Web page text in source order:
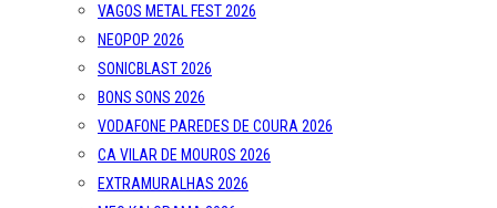
VAGOS METAL FEST 2026
NEOPOP 2026
SONICBLAST 2026
BONS SONS 2026
VODAFONE PAREDES DE COURA 2026
CA VILAR DE MOUROS 2026
EXTRAMURALHAS 2026